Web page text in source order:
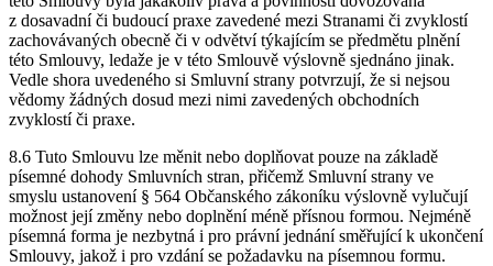
z dosavadní či budoucí praxe zavedené mezi Stranami či zvyklostí
zachovávaných obecně či v odvětví týkajícím se předmětu plnění
této Smlouvy, ledaže je v této Smlouvě výslovně sjednáno jinak.
Vedle shora uvedeného si Smluvní strany potvrzují, že si nejsou
vědomy žádných dosud mezi nimi zavedených obchodních
zvyklostí či praxe.
8.6 Tuto Smlouvu lze měnit nebo doplňovat pouze na základě
písemné dohody Smluvních stran, přičemž Smluvní strany ve
smyslu ustanovení § 564 Občanského zákoníku výslovně vylučují
možnost její změny nebo doplnění méně přísnou formou. Nejméně
písemná forma je nezbytná i pro právní jednání směřující k ukončení
Smlouvy, jakož i pro vzdání se požadavku na písemnou formu.